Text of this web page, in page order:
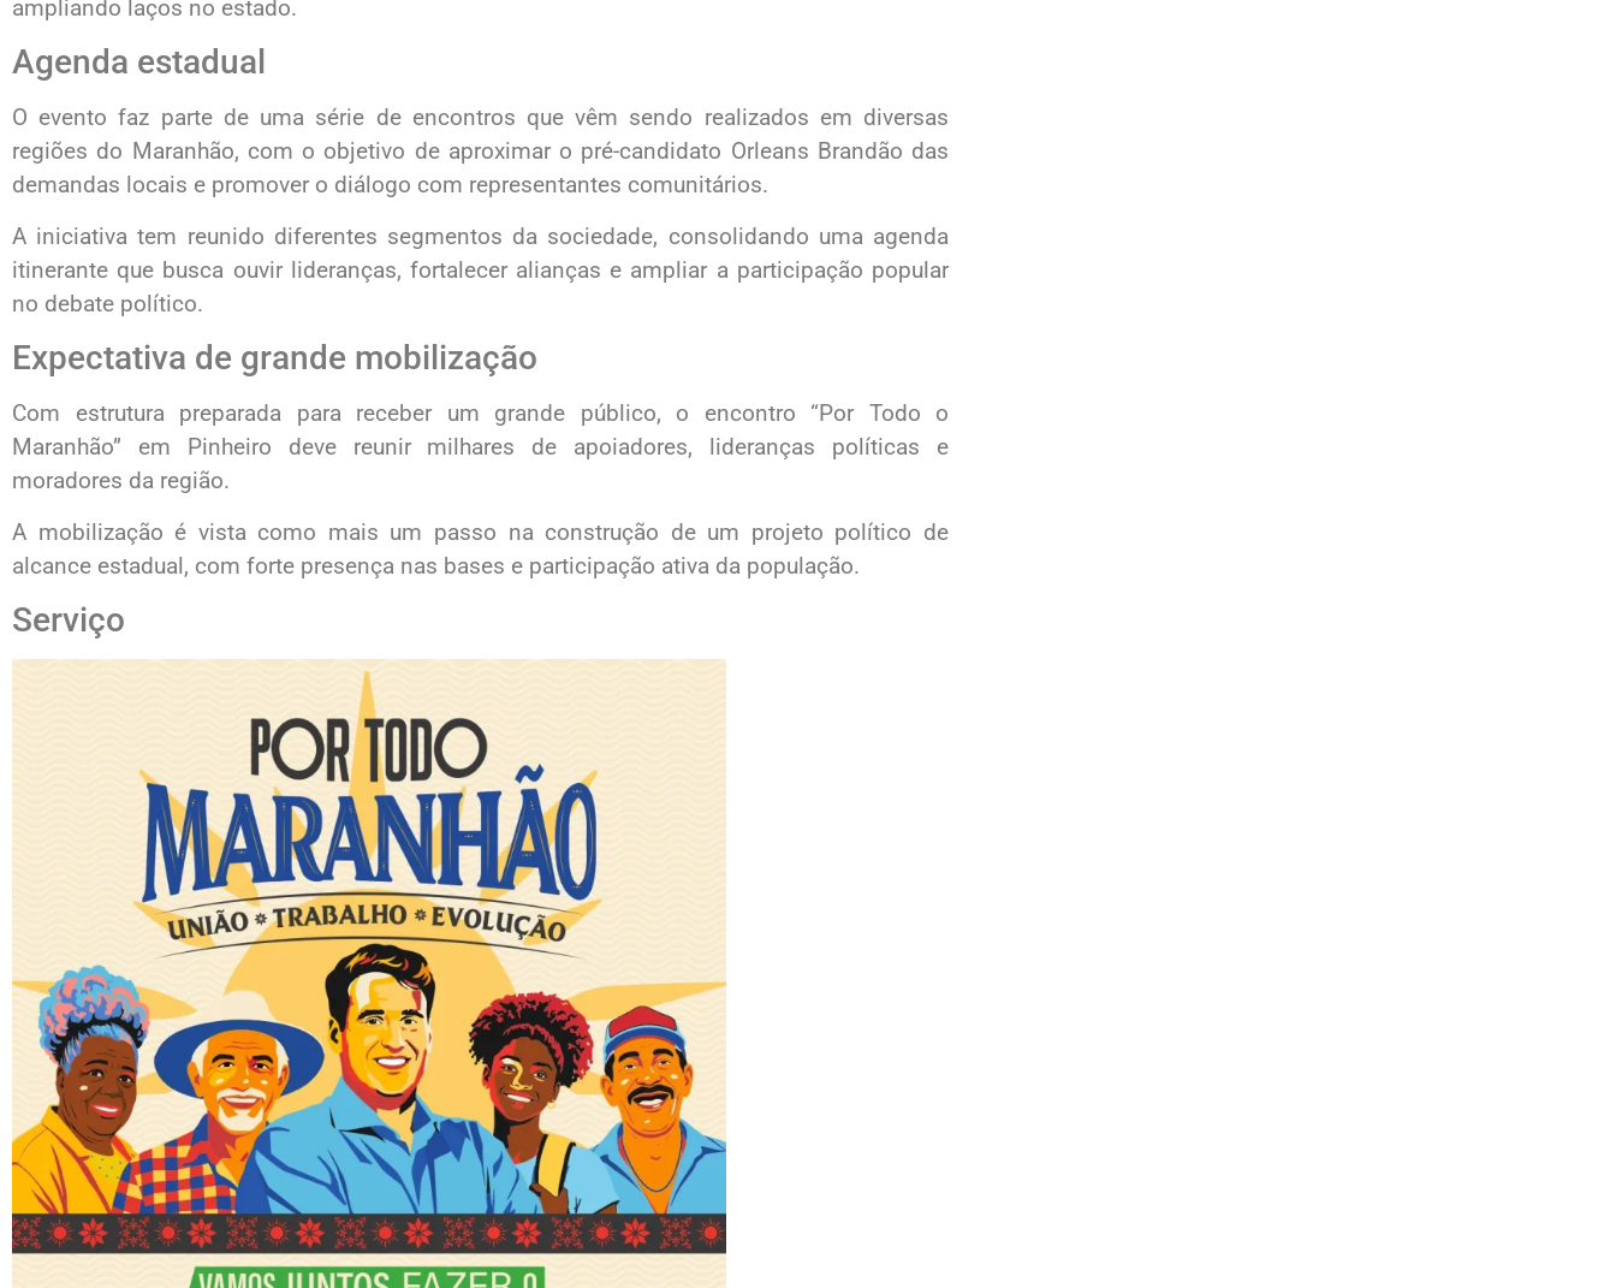
ampliando laços no estado.
Agenda estadual
O evento faz parte de uma série de encontros que vêm sendo realizados em diversas
regiões do Maranhão, com o objetivo de aproximar o pré-candidato Orleans Brandão das
demandas locais e promover o diálogo com representantes comunitários.
A iniciativa tem reunido diferentes segmentos da sociedade, consolidando uma agenda
itinerante que busca ouvir lideranças, fortalecer alianças e ampliar a participação popular
no debate político.
Expectativa de grande mobilização
Com estrutura preparada para receber um grande público, o encontro “Por Todo o
Maranhão” em Pinheiro deve reunir milhares de apoiadores, lideranças políticas e
moradores da região.
A mobilização é vista como mais um passo na construção de um projeto político de
alcance estadual, com forte presença nas bases e participação ativa da população.
Serviço